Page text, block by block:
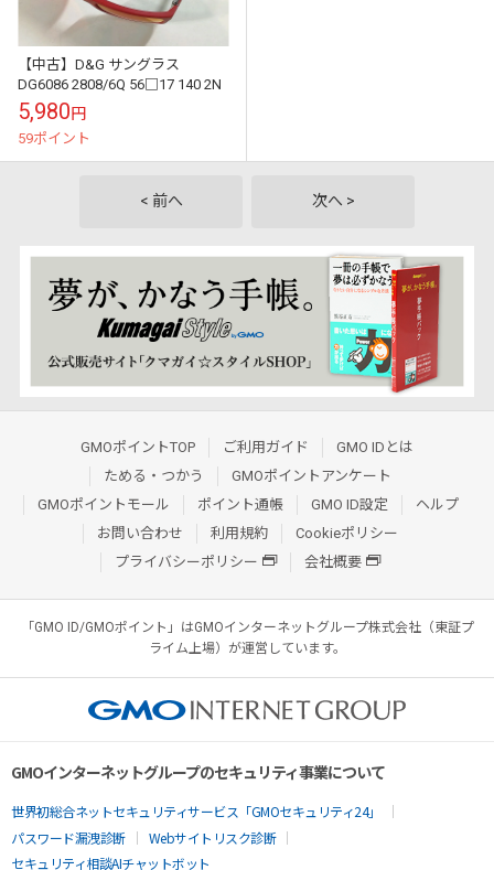
【中古】D&G サングラス
DG6086 2808/6Q 56□17 140 2N
5,980円
59ポイント
< 前へ 次へ >
GMOポイントTOP ご利用ガイド
GMO IDとは
ためる・つかう
GMOポイントアンケート
GMOポイントモール
ポイント通帳 GMO ID設定
ヘルプ
お問い合わせ
利用規約
Cookieポリシー
プライバシーポリシー
会社概要
「GMO ID/GMOポイント」はGMOインターネットグループ株式会社（東証プ
ライム上場）が運営しています。
GMOインターネットグループのセキュリティ事業について
世界初総合ネットセキュリティサービス「GMOセキュリティ24」
パスワード漏洩診断
Webサイトリスク診断
セキュリティ相談AIチャットボット